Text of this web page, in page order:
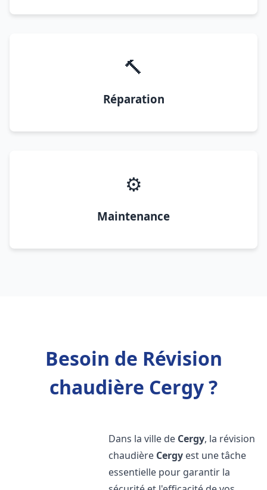
🔨
Réparation
⚙️
Maintenance
Besoin de Révision
chaudière Cergy ?
Dans la ville de Cergy, la révision
chaudière Cergy est une tâche
essentielle pour garantir la